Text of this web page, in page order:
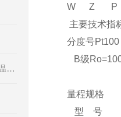
WTY系列全不锈钢液体压力式温度计
W Z P
主要技术指
分度号
B级
量程规格
型 号